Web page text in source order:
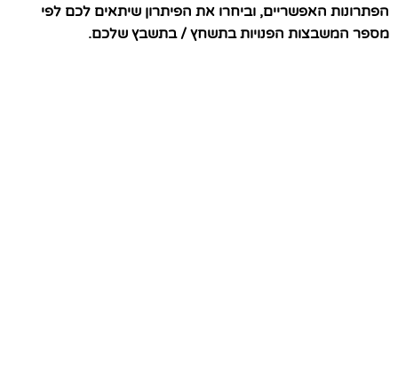
הפתרונות האפשריים, וביחרו את הפיתרון שיתאים לכם לפי
מספר המשבצות הפנויות בתשחץ / בתשבץ שלכם.